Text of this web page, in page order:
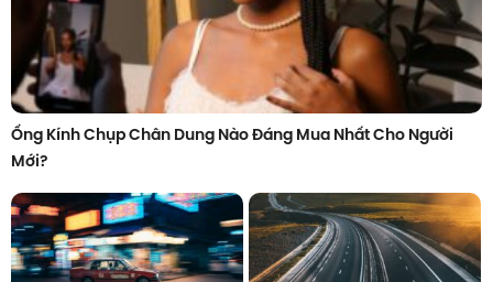
Ống Kính Chụp Chân Dung Nào Đáng Mua Nhất Cho Người
Mới?